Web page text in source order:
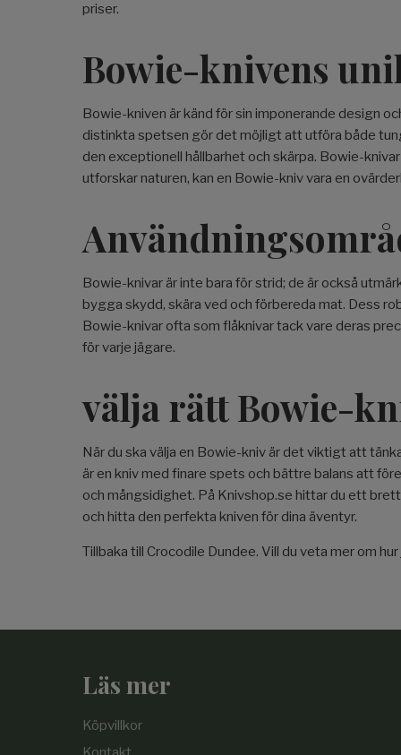
priser.
Bowie-knivens
Bowie-kniven är känd för sin imponerande design
distinkta spetsen gör det möjligt att utföra både
den exceptionell hållbarhet och skärpa. Bowie-
utforskar naturen, kan en Bowie-kniv vara en
Bowie-knivar är inte bara för strid; de är också
bygga skydd, skära ved och förbereda mat. Dess
Bowie-knivar ofta som flåknivar tack vare deras
för varje jägare.
välja rätt Bowie-
När du ska välja en Bowie-kniv är det viktigt att
är en kniv med finare spets och bättre balans att
och mångsidighet. På Knivshop.se hittar du ett
och hitta den perfekta kniven för dina äventyr.
Tillbaka till Crocodile Dundee. Vill du veta mer om
Läs mer
Köpvillkor